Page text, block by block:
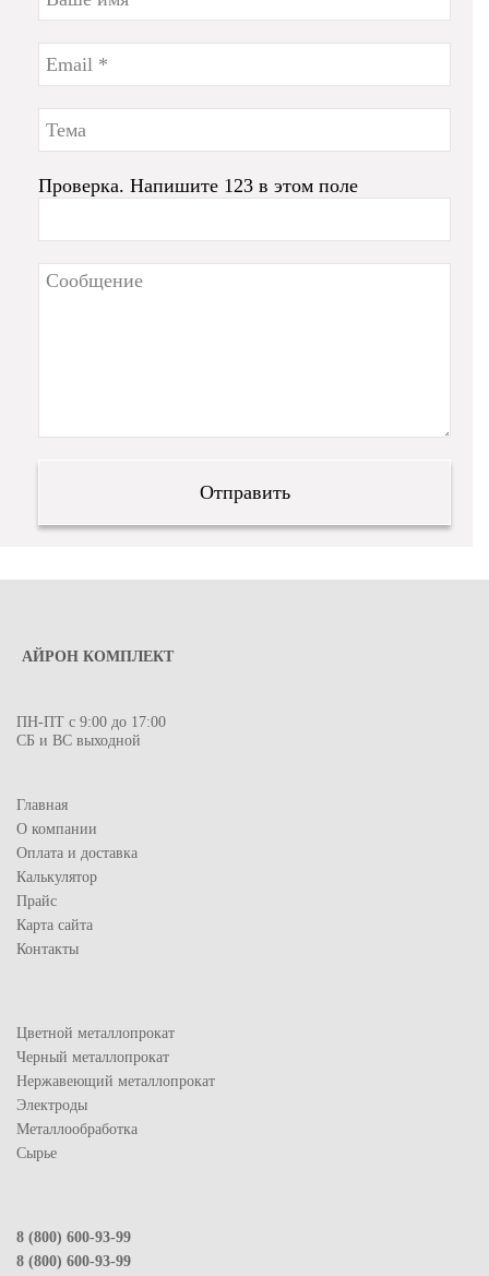
Проверка. Напишите 123 в этом поле
АЙРОН КОМПЛЕКТ
ПН-ПТ с 9:00 до 17:00
СБ и ВС выходной
Главная
О компании
Оплата и доставка
Калькулятор
Прайс
Карта сайта
Контакты
Цветной металлопрокат
Черный металлопрокат
Нержавеющий металлопрокат
Электроды
Металлообработка
Сырье
8 (800) 600-93-99
8 (800) 600-93-99